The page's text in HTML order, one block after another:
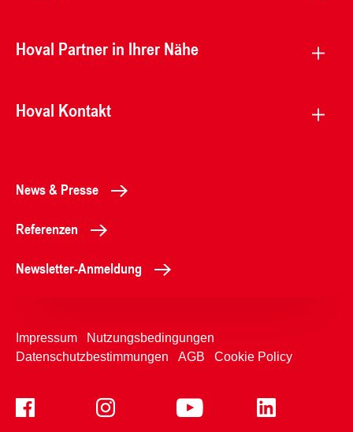
Hoval Partner in Ihrer Nähe
Hoval Kontakt
News & Presse
Referenzen
Newsletter-Anmeldung
Impressum
Nutzungsbedingungen
Datenschutzbestimmungen
AGB Cookie Policy